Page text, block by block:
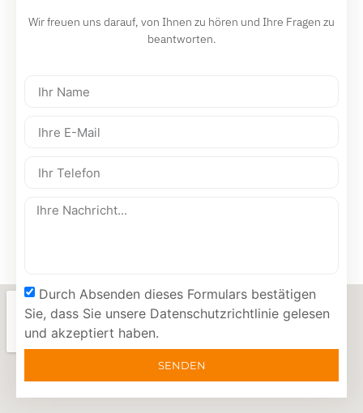
Wir freuen uns darauf, von Ihnen zu hören und Ihre Fragen zu
beantworten.
Durch Absenden dieses Formulars bestätigen
Sie, dass Sie unsere Datenschutzrichtlinie gelesen
und akzeptiert haben.
SENDEN